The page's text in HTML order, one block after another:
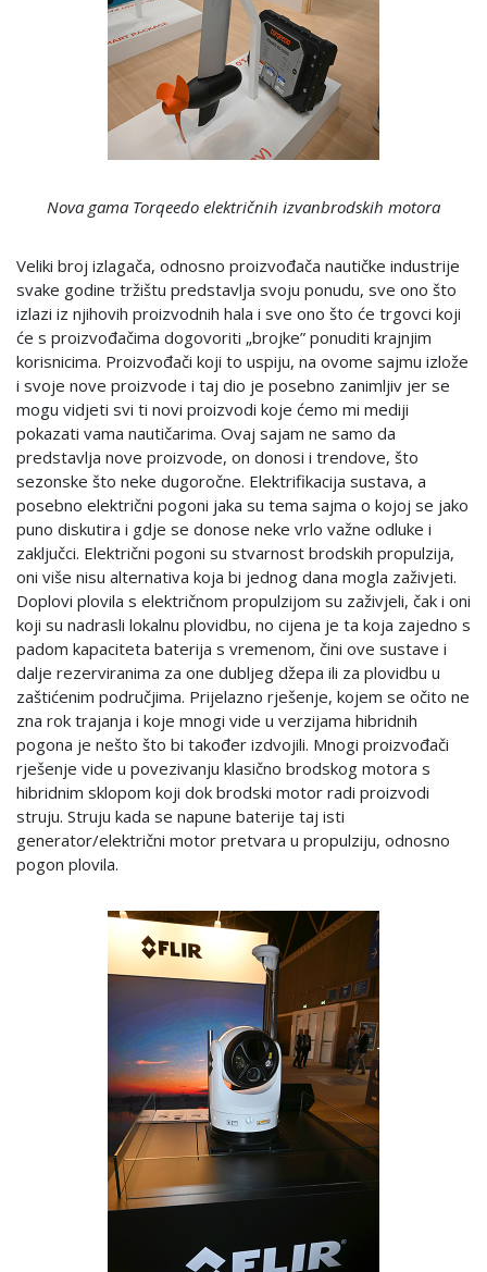
Nova gama Torqeedo električnih izvanbrodskih motora
Veliki broj izlagača, odnosno proizvođača nautičke industrije
svake godine tržištu predstavlja svoju ponudu, sve ono što
izlazi iz njihovih proizvodnih hala i sve ono što će trgovci koji
će s proizvođačima dogovoriti „brojke” ponuditi krajnjim
korisnicima. Proizvođači koji to uspiju, na ovome sajmu izlože
i svoje nove proizvode i taj dio je posebno zanimljiv jer se
mogu vidjeti svi ti novi proizvodi koje ćemo mi mediji
pokazati vama nautičarima. Ovaj sajam ne samo da
predstavlja nove proizvode, on donosi i trendove, što
sezonske što neke dugoročne. Elektrifikacija sustava, a
posebno električni pogoni jaka su tema sajma o kojoj se jako
puno diskutira i gdje se donose neke vrlo važne odluke i
zaključci. Električni pogoni su stvarnost brodskih propulzija,
oni više nisu alternativa koja bi jednog dana mogla zaživjeti.
Doplovi plovila s električnom propulzijom su zaživjeli, čak i oni
koji su nadrasli lokalnu plovidbu, no cijena je ta koja zajedno s
padom kapaciteta baterija s vremenom, čini ove sustave i
dalje rezerviranima za one dubljeg džepa ili za plovidbu u
zaštićenim područjima. Prijelazno rješenje, kojem se očito ne
zna rok trajanja i koje mnogi vide u verzijama hibridnih
pogona je nešto što bi također izdvojili. Mnogi proizvođači
rješenje vide u povezivanju klasično brodskog motora s
hibridnim sklopom koji dok brodski motor radi proizvodi
struju. Struju kada se napune baterije taj isti
generator/električni motor pretvara u propulziju, odnosno
pogon plovila.